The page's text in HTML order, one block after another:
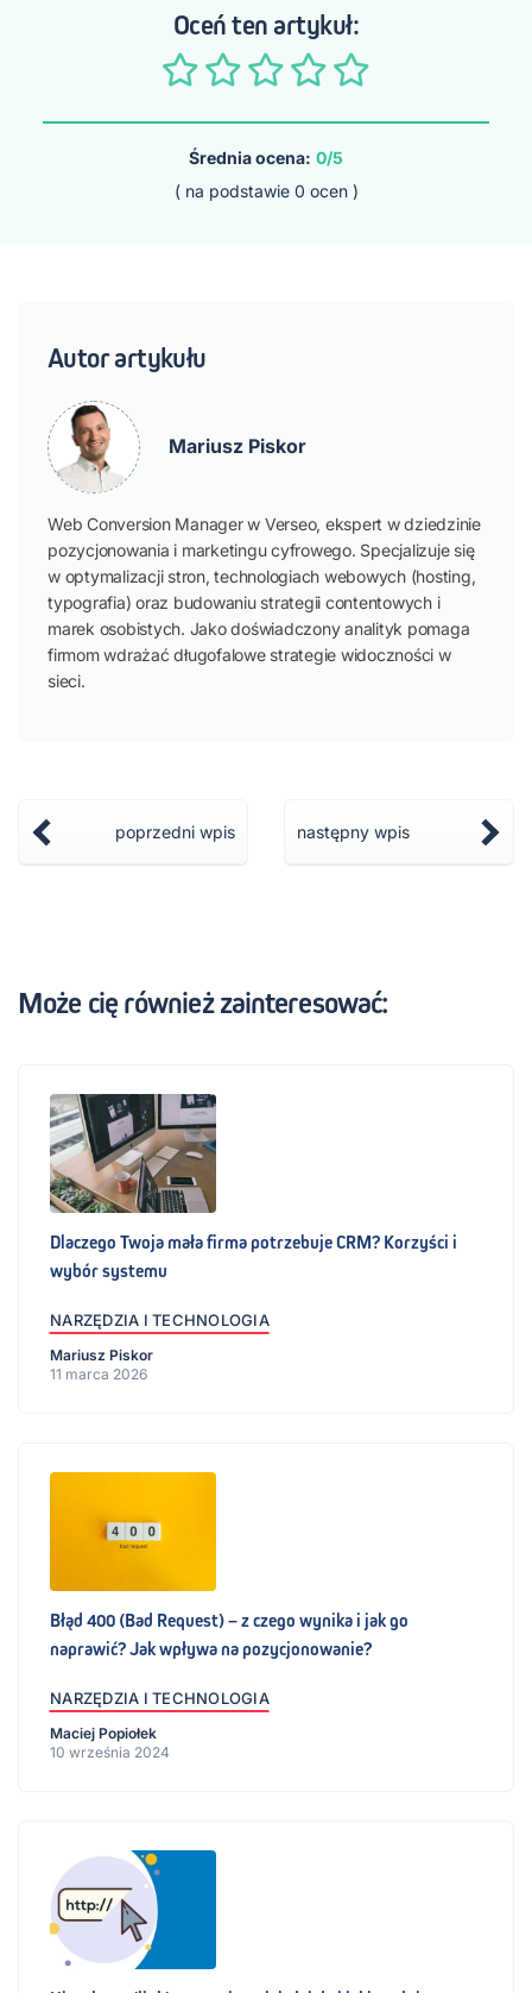
Oceń ten artykuł:
Średnia ocena: 0/5
( na podstawie 0 ocen )
Autor artykułu
Mariusz Piskor
Web Conversion Manager w Verseo, ekspert w dziedzinie
pozycjonowania i marketingu cyfrowego. Specjalizuje się
w optymalizacji stron, technologiach webowych (hosting,
typografia) oraz budowaniu strategii contentowych i
marek osobistych. Jako doświadczony analityk pomaga
firmom wdrażać długofalowe strategie widoczności w
sieci.
poprzedni wpis następny wpis
Może cię również zainteresować:
Dlaczego Twoja mała firma potrzebuje CRM? Korzyści i
wybór systemu
NARZĘDZIA I TECHNOLOGIA
Mariusz Piskor
11 marca 2026
Błąd 400 (Bad Request) – z czego wynika i jak go
naprawić? Jak wpływa na pozycjonowanie?
NARZĘDZIA I TECHNOLOGIA
Maciej Popiołek
10 września 2024